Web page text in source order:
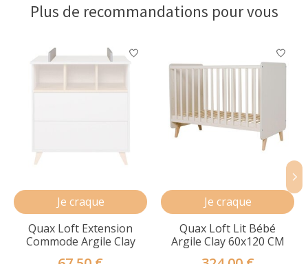
Plus de recommandations pour vous
Articles du carrousel de produits
Je craque
Quax Loft Extension
Commode Argile Clay
Je craque
Quax Loft Lit Bébé
Argile Clay 60x120 CM